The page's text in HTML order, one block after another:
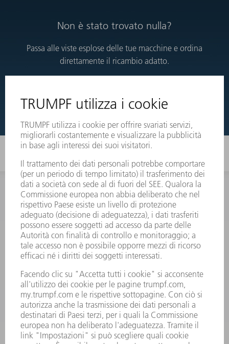
Non è stato trovato nulla?
Passa alle viste esplose delle tue macchine e ordina
direttamente il ricambio adatto.
VISTE ESPLOSE
INFORMAZIONE
Domande frequenti
Condizioni generali di contratto
CONTATTO
RICAMBI TRUMPF ITALIA
lunedì a venerdì: 08:30 – 18:00
ricambi@trumpf.com
CONTATTO
UTENSILI TRUMPF ITALIA
+39 02 48489482
lunedì a venerdì: 08:00 – 18:00